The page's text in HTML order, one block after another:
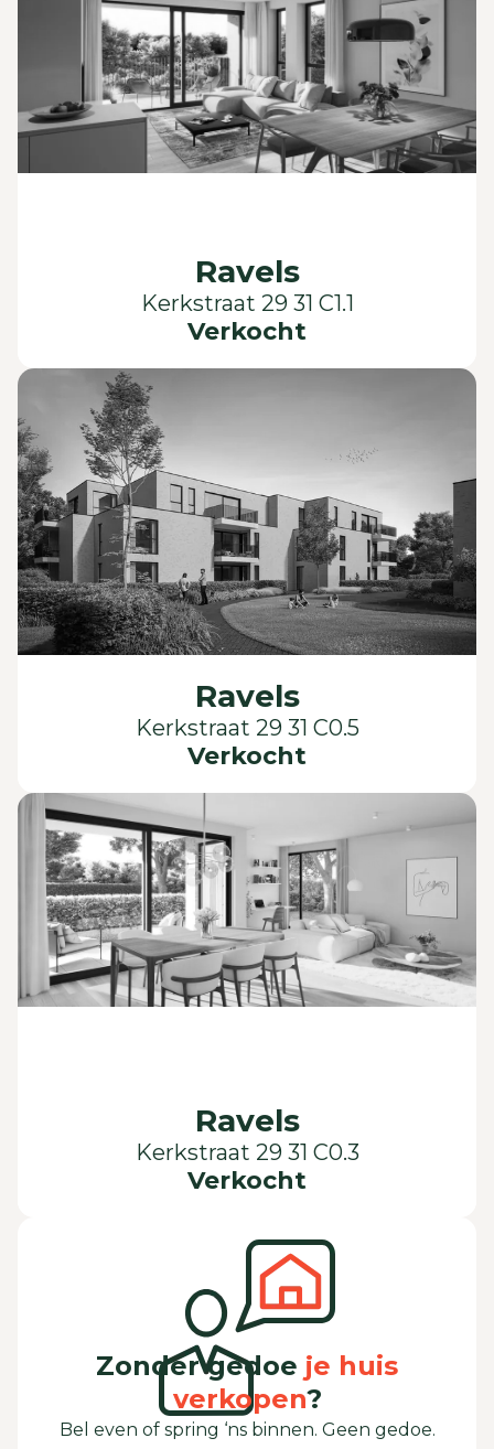
Verkocht
Ravels
Kerkstraat 29 31 C1.1
Verkocht
Ravels
Kerkstraat 29 31 C0.5
Verkocht
Ravels
Kerkstraat 29 31 C0.3
Zonder gedoe je huis
verkopen?
Bel even of spring ‘ns binnen. Geen gedoe.